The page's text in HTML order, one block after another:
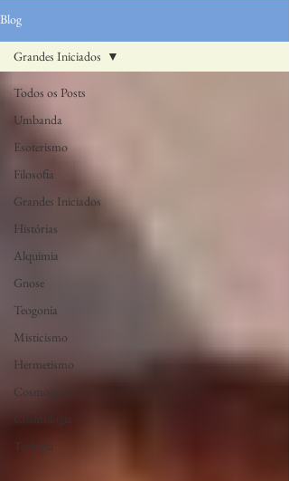
Blog
Todos os Posts
Umbanda
Esoterismo
Filosofia
Grandes Iniciados
Histórias
Alquimia
Gnose
Teogonia
Misticismo
Hermetismo
Cosmogonia
Cosmologia
Teologia
Grandes Iniciados